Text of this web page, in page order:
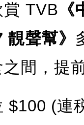
TVB
靚聲幫》
間，提
$100 (連